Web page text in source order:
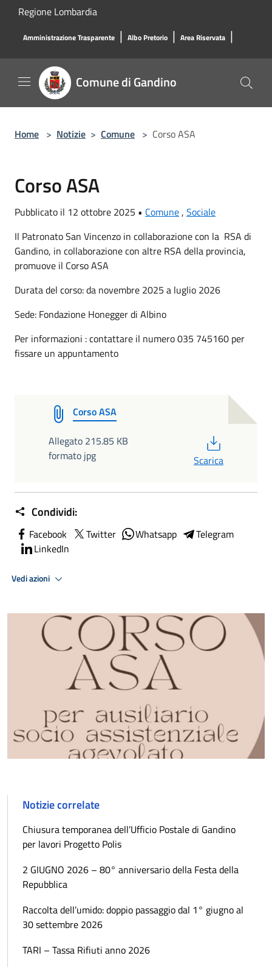
Salta al contenuto principale
Regione Lombardia
Amministrazione Trasparente | Albo Pretorio | Area Riservata |
Comune di Gandino
Home > Notizie > Comune > Corso ASA
Corso ASA
Pubblicato il 12 ottobre 2025 • Comune, Sociale
Il Patronato San Vincenzo in collaborazione con la RSA di
Gandino, in collaborazione con altre RSA della provincia,
promuove il Corso ASA
Durata del corso: da novembre 2025 a luglio 2026
Sede: Fondazione Honegger di Albino
Per informazioni : contattare il numero 035 745160 per
fissare un appuntamento
Corso ASA
Allegato 215.85 KB
formato jpg
Scarica
Condividi:
Facebook Twitter Whatsapp
Telegram
LinkedIn
Vedi azioni
Notizie correlate
Chiusura temporanea dell’Ufficio Postale di Gandino
per lavori Progetto Polis
2 GIUGNO 2026 – 80° anniversario della Festa della
Repubblica
Raccolta dell’umido: doppio passaggio dal 1° giugno al
30 settembre 2026
TARI – Tassa Rifiuti anno 2026